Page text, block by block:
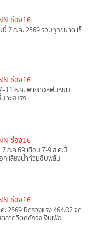
ช่อง16
7 ส.ค. 2569 รวมทุกขนาด เช็
ช่อง16
ส.ค. พายุดอลฟินหนุน
ะเลแรง
ช่อง16
ส.ค.69 เตือน 7-9 ส.ค.นี้
ก เสี่ยงน้ำท่วมฉับพลัน
ช่อง16
. 2569 ปิดร่วงแรง 464.02 จุด
ลาดวิตกกังวลเงินเฟ้อ